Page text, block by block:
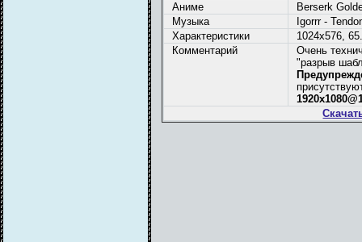
Аниме
Berserk
Музыка
Igorrr -
Характеристики
1024x576,
Комментарий
Очень
"разрыв